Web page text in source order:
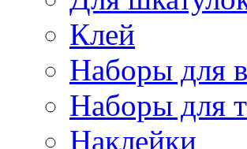
Клей
Наборы для
Наборы для
Наклейки